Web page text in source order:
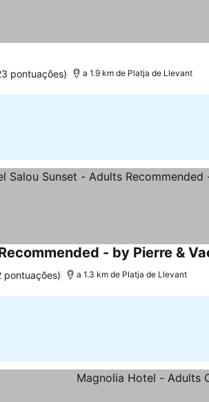
pontuações) a 1.9 km de Platja de Llevant
- by Pierre &
pontuações) a 1.3 km de Platja de Llevant